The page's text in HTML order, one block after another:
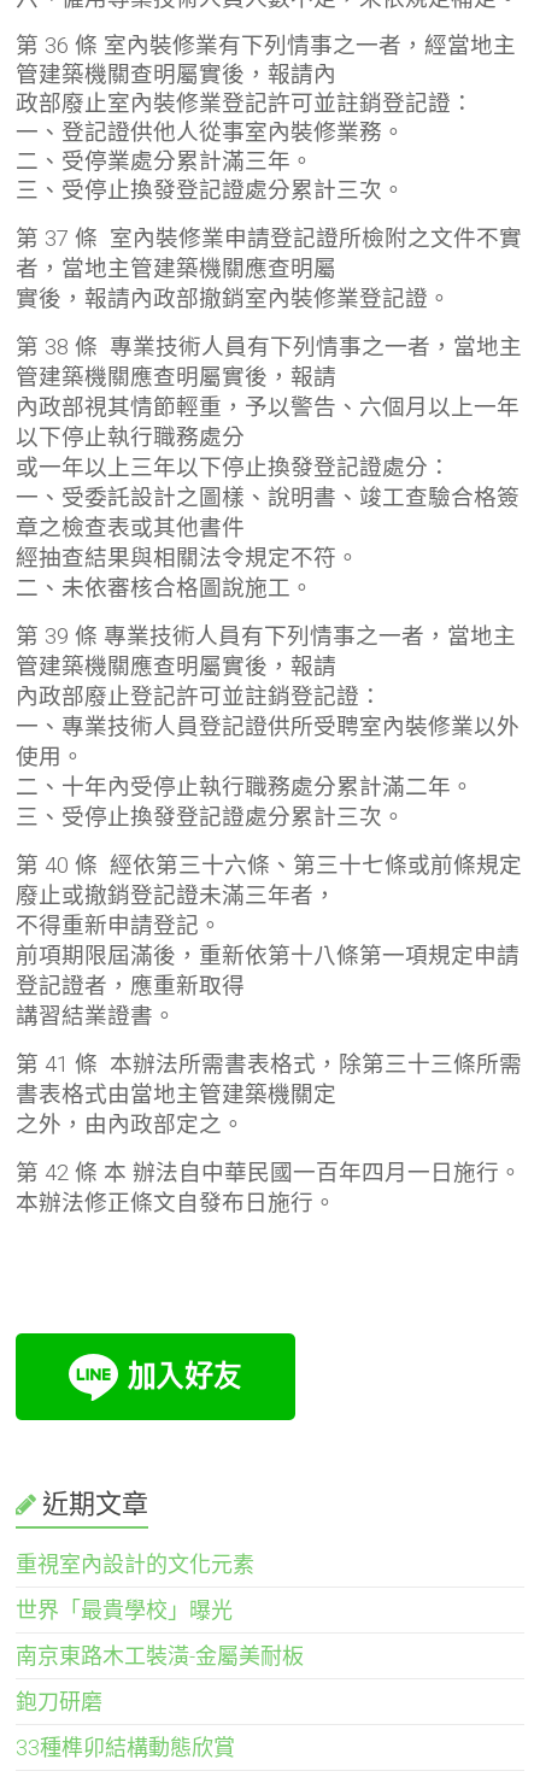
第 36 條 室內裝修業有下列情事之一者，經當地主
管建築機關查明屬實後，報請內
政部廢止室內裝修業登記許可並註銷登記證：
一、登記證供他人從事室內裝修業務。
二、受停業處分累計滿三年。
三、受停止換發登記證處分累計三次。
第 37 條 室內裝修業申請登記證所檢附之文件不實
者，當地主管建築機關應查明屬
實後，報請內政部撤銷室內裝修業登記證。
第 38 條 專業技術人員有下列情事之一者，當地主
管建築機關應查明屬實後，報請
內政部視其情節輕重，予以警告、六個月以上一年
以下停止執行職務處分
或一年以上三年以下停止換發登記證處分：
一、受委託設計之圖樣、說明書、竣工查驗合格簽
章之檢查表或其他書件
經抽查結果與相關法令規定不符。
二、未依審核合格圖說施工。
第 39 條 專業技術人員有下列情事之一者，當地主
管建築機關應查明屬實後，報請
內政部廢止登記許可並註銷登記證：
一、專業技術人員登記證供所受聘室內裝修業以外
使用。
二、十年內受停止執行職務處分累計滿二年。
三、受停止換發登記證處分累計三次。
第 40 條 經依第三十六條、第三十七條或前條規定
廢止或撤銷登記證未滿三年者，
不得重新申請登記。
前項期限屆滿後，重新依第十八條第一項規定申請
登記證者，應重新取得
講習結業證書。
第 41 條 本辦法所需書表格式，除第三十三條所需
書表格式由當地主管建築機關定
之外，由內政部定之。
第 42 條 本 辦法自中華民國一百年四月一日施行。
本辦法修正條文自發布日施行。
近期文章
重視室內設計的文化元素
世界「最貴學校」曝光
南京東路木工裝潢-金屬美耐板
鉋刀研磨
33種榫卯結構動態欣賞